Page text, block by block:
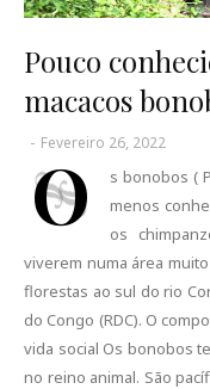
Pouco
macacos
- Fevereiro 26, 2022
O
s bonobos (
menos
os
viverem numa área
florestas ao sul do rio
do Congo (RDC). O
vida social Os bonobos
no reino animal. São